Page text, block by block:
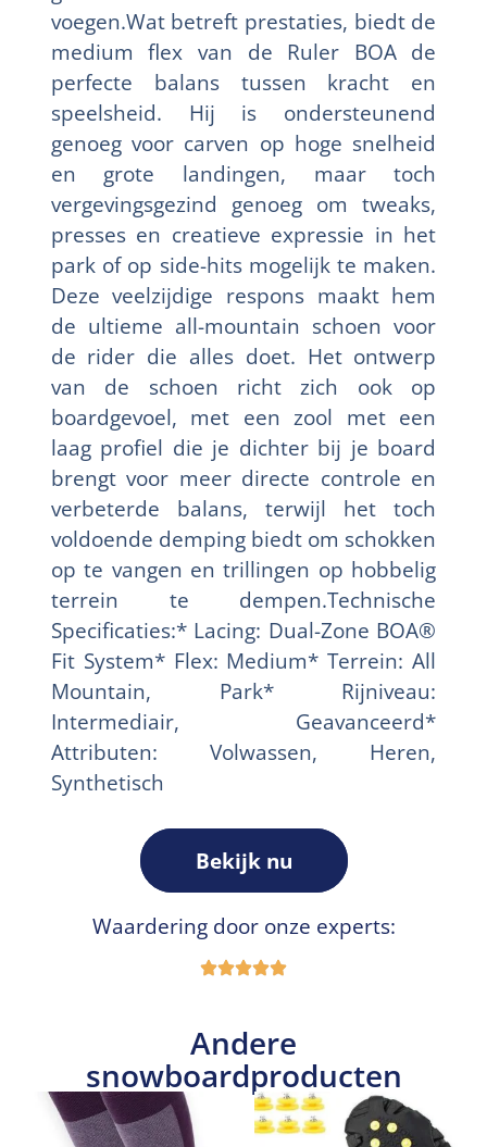
voegen.Wat betreft prestaties, biedt de
medium flex van de Ruler BOA de
perfecte balans tussen kracht en
speelsheid. Hij is ondersteunend
genoeg voor carven op hoge snelheid
en grote landingen, maar toch
vergevingsgezind genoeg om tweaks,
presses en creatieve expressie in het
park of op side-hits mogelijk te maken.
Deze veelzijdige respons maakt hem
de ultieme all-mountain schoen voor
de rider die alles doet. Het ontwerp
van de schoen richt zich ook op
boardgevoel, met een zool met een
laag profiel die je dichter bij je board
brengt voor meer directe controle en
verbeterde balans, terwijl het toch
voldoende demping biedt om schokken
op te vangen en trillingen op hobbelig
terrein te dempen.Technische
Specificaties:* Lacing: Dual-Zone BOA®
Fit System* Flex: Medium* Terrein: All
Mountain, Park* Rijniveau:
Intermediair, Geavanceerd*
Attributen: Volwassen, Heren,
Synthetisch
Bekijk nu
Waardering door onze experts:
Andere
snowboardproducten